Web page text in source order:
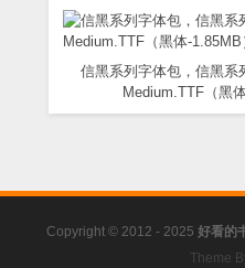
信黑系列字体包，信黑系
Medium.TTF（黑
Copyright © 2012 - 2025 好看的
Theme